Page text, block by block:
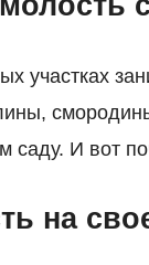
участках
саду. И вот
на